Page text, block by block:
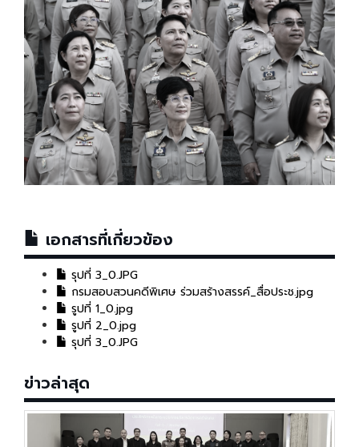
เอกสารที่เกี่ยวข้อง
รุปที่ 3_0.JPG
กรมสอบสวนคดีพิเศษ ร่วมสร้างสรรค์_สื่อประช.jpg
รูปที่ 1_0.jpg
รูปที่ 2_0.jpg
รุปที่ 3_0.JPG
ข่าวล่าสุด